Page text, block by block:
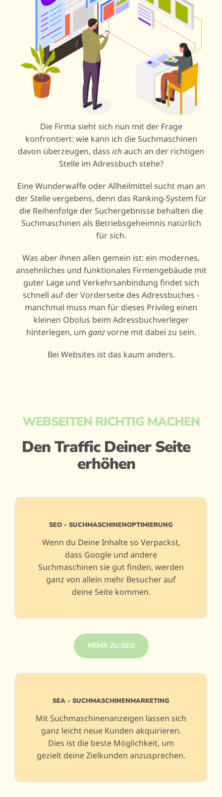
Die Firma sieht sich nun mit der Frage
konfrontiert: wie kann ich die Suchmaschinen
davon überzeugen, dass ichauch an der richtigen
Stelle im Adressbuch stehe?
Eine Wunderwaffe oder Allheilmittel sucht man an
der Stelle vergebens, denn das Ranking-System für
die Reihenfolge der Suchergebnisse behalten die
Suchmaschinen als Betriebsgeheimnis natürlich
für sich.
Was aber ihnen allen gemein ist: ein modernes,
ansehnliches und funktionales Firmengebäude mit
guter Lage und Verkehrsanbindung findet sich
schnell auf der Vorderseite des Adressbuches -
manchmal muss man für dieses Privileg einen
kleinen Obolus beim Adressbuchverleger
hinterlegen, um ganzvorne mit dabei zu sein.
Bei Websites ist das kaum anders.
WEBSEITEN RICHTIG MACHEN
Den Traffic Deiner Seite
erhöhen
SEO - SUCHMASCHINENOPTIMIERUNG
Wenn du Deine Inhalte so Verpackst,
dass Google und andere
Suchmaschinen sie gut finden, werden
ganz von allein mehr Besucher auf
deine Seite kommen.
MEHR ZU SEO
SEA - SUCHMASCHINENMARKETING
Mit Suchmaschinenanzeigen lassen sich
ganz leicht neue Kunden akquirieren.
Dies ist die beste Möglichkeit, um
gezielt deine Zielkunden anzusprechen.